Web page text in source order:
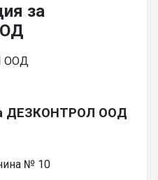
за
ООД
ДЕЗКОНТРОЛ ООД
№ 10